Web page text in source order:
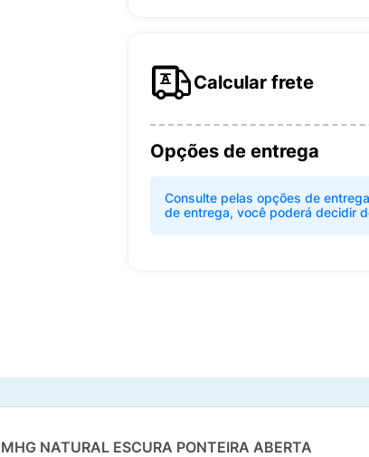
Calcular frete
Opções de entrega
Consulte pelas opções de
de entrega, você poderá decidir
NATURAL ESCURA PONTEIRA ABERTA